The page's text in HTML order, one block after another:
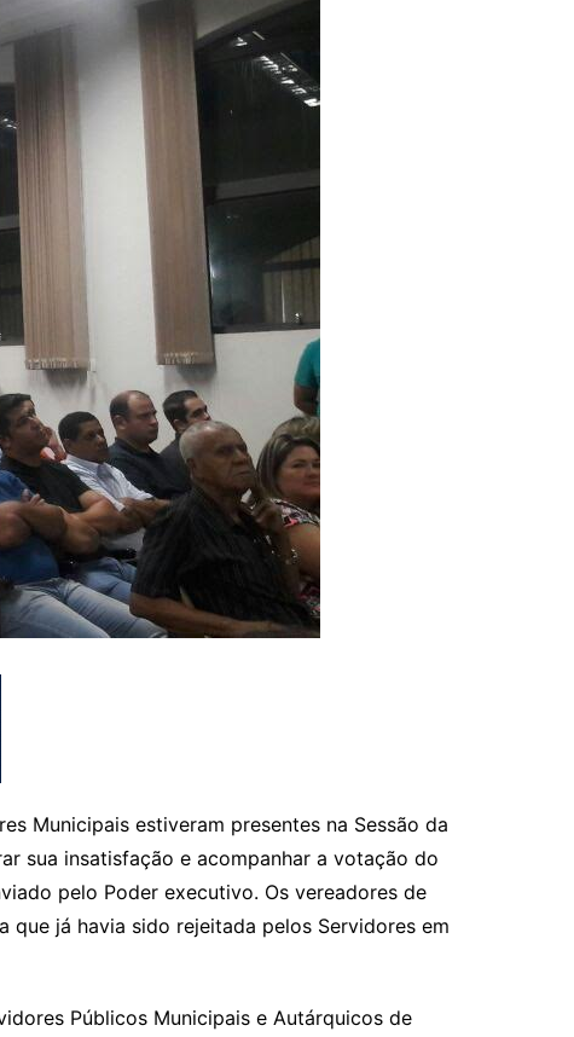
Municipais estiveram presentes na Sessão da
sua insatisfação e acompanhar a votação do
pelo Poder executivo. Os vereadores de
que já havia sido rejeitada pelos Servidores em
Públicos Municipais e Autárquicos de